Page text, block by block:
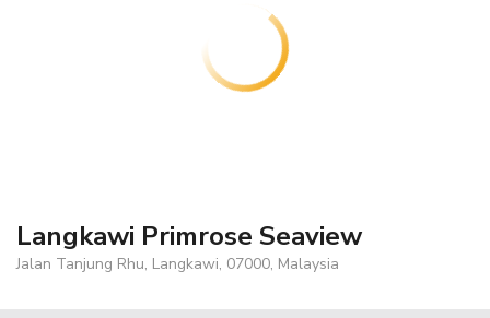
Langkawi Primrose Seaview
Jalan Tanjung Rhu, Langkawi, 07000, Malaysia